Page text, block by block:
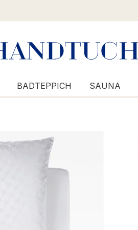
BADTEPPICH SAUNA